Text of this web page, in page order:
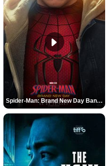
Spider-Man: Brand New Day Bande-annonce (3) VO STFR